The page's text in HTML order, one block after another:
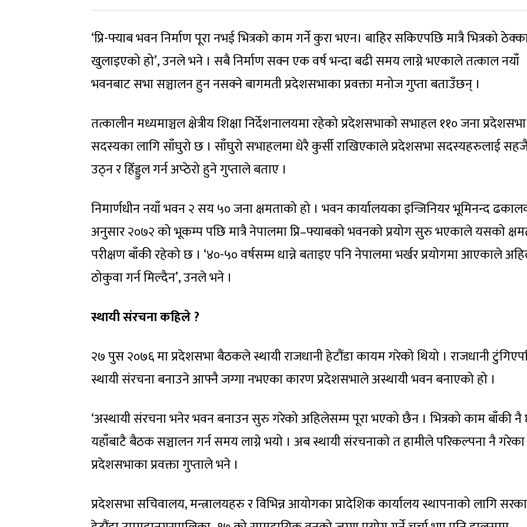
‘प्रि-फ्याब भवन निर्माण पूरा नभई भित्रको काम गर्ने कुरा भएन। बाहिर सकिएपछि मात्रै भित्रको
खुलाइएको हो’, उनले भने । सबै निर्माण सक्न एक वर्ष भन्दा बढी समय लाग्ने भएकाले तत्काल नयाँ
भवनबाट सभा सञ्चालन हुन नसक्ने बागमती प्रदेशसभाका प्रवक्ता मनोज गुप्ता बताउँछन् ।
तत्कालीन मध्यमाञ्चल क्षेत्रीय शिक्षा निर्देशनालयमा रहेको प्रदेशसभाको सभाहल ११० जना प्रदेशसभा
सदस्यका लागि साँघुरो छ । साँघुरो सभाहलमा धेरै कुर्सी राखिएकाले प्रदेशसभा सदस्यहरुलाई
उठ्न र हिँड्डुल गर्न अप्ठेरो हुने गुप्ताले बताए ।
निमार्णधीन नयाँ भवन २ सय ५० जना क्षमताको हो । भवन कार्यालयका इन्जिनियर भूमिनन्द
अनुसार २०७२ को भूकम्प पछि मात्रै नेपालमा प्रि–फ्याबको भवनको प्रयोग सुरु भएकाले यसको
परीक्षण बाँकी रहेको छ । ‘४०-५० वर्षसम्म धान्ने बताइए पनि नेपालमा भर्खर प्रयोगमा आएकाले
ठोकुवा गर्न मिल्दैन’, उनले भने ।
स्थायी संरचना कहिले ?
२७ पुस २०७६ मा प्रदेशसभा बैठकले स्थायी राजधानी हेटौंडा कायम गरेको थियो । राजधानी
स्थायी संरचना बनाउने आफ्नै जग्गा नभएका कारण प्रदेशसभाले अस्थायी भवन बनाएको हो ।
‘अस्थायी संरचना भनेर भवन बनाउन सुरु गरेको अहिलेसम्म पूरा भएको छैन । भित्रको काम बाँकी नै
यहाँबाटै बैठक सञ्चालन गर्न समय लाग्ने भयो । अब स्थायी संरचनाको त हामीले परिकल्पना नै गरेका
प्रदेशसभाका प्रवक्ता गुप्ताले भने ।
प्रदेशसभा सचिवालय, मन्त्रालयहरु र विभिन्न आयोगका प्रादेशिक कार्यालय स्थापनाको लागि